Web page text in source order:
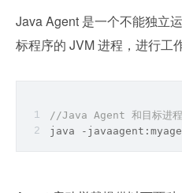
Java Agent 是一个不能独立
标程序的 JVM 进程，进行工作
//Java Agent 和目标进程
java -